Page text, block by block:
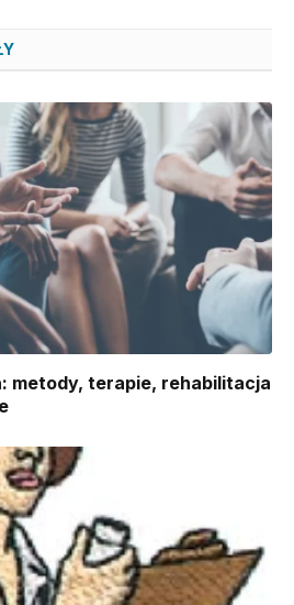
metody, terapie, rehabilitacja